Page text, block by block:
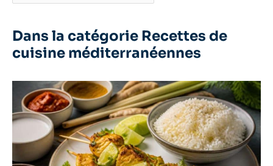
Dans la catégorie Recettes de
cuisine méditerranéennes